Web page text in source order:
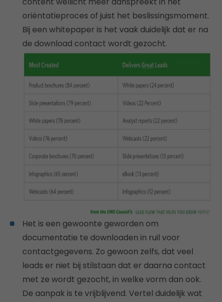
oriëntatieproces of juist het beslissingsmoment.
Bij een whitepaper is het vaak duidelijk dat er na
de download contact wordt gezocht.
Het is een gewoonte geworden om
documentatie te downloaden in ruil voor
contactgegevens. Zo gewoon zelfs, dat veel
leads er niet bij stilstaan dat er daarna contact
met ze wordt gezocht, in welke vorm dan ook.
De aanpak is te vrijblijvend. Vertel duidelijk wat